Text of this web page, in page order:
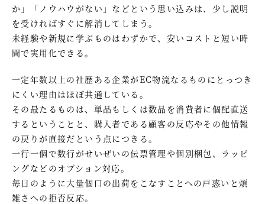
か」「ノウハウがない」などという思い込みは、少し説明
を受ければすぐに解消してしまう。
未経験や新規に学ぶものはわずかで、安いコストと短い時
間で実用化できる。
一定年数以上の社歴ある企業がEC物流なるものにとっつき
にくい理由はほぼ共通している。
その最たるものは、単品もしくは数品を消費者に個配直送
するということと、購入者である顧客の反応やその他情報
の戻りが直接だという点につきる。
一行一個で数行がせいぜいの伝票管理や個別梱包、ラッピ
ングなどのオプション対応。
毎日のように大量個口の出荷をこなすことへの戸惑いと煩
雑さへの拒否反応。